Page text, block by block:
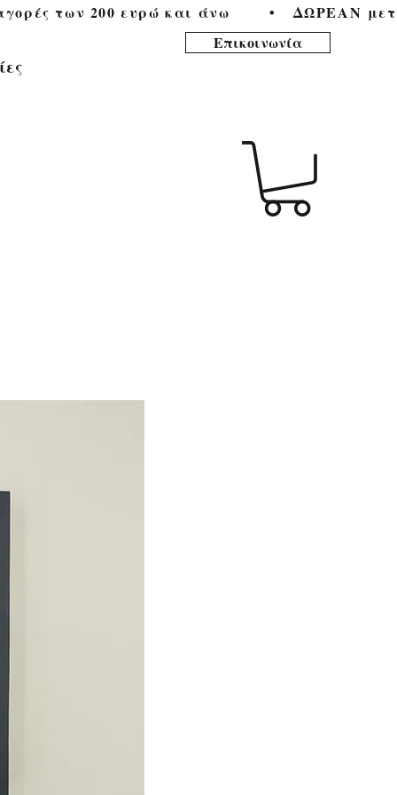
των 200 ευρώ και άνω        •
Επικοινωνία